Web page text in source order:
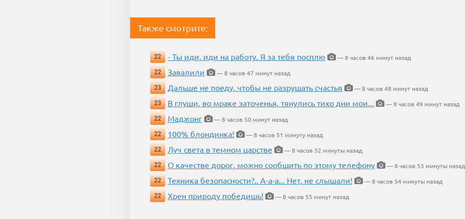
Также смотрите:
22 - Ты иди, иди на работу. Я за тебя посплю
— 8 часов 46 минут назад
22
Завалили
— 8 часов 47 минут назад
23
Дальше не поеду, чтобы не разрушать счастья
— 8 часов 48 минут назад
23
В глуши, во мраке заточенья, тянулись тихо дни мои...
— 8 часов 49 минут назад
22
Маджонг
— 8 часов 50 минут назад
22
100% блондинка!
— 8 часов 51 минуту назад
22
Луч света в темном царстве
— 8 часов 52 минуты назад
22
О качестве дорог, можно сообщить по этому телефону
— 8 часов 53 минуты назад
22
Техника безопасности?.. А-а-а... Нет, не слышали!
— 8 часов 54 минуты назад
22
Хрен природу победишь! — 8 часов 55 минут назад